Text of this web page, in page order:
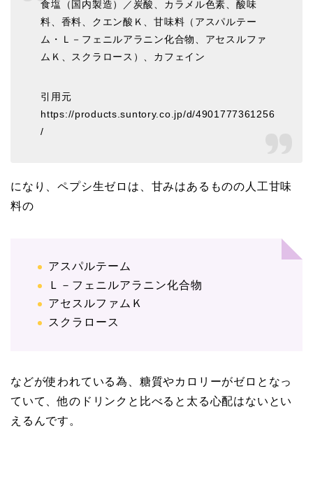
食塩（国内製造）／炭酸、カラメル色素、酸味
料、香料、クエン酸Ｋ、甘味料（アスパルテー
ム・Ｌ－フェニルアラニン化合物、アセスルファ
ムＫ、スクラロース）、カフェイン
引用元
https://products.suntory.co.jp/d/4901777361256
/
になり、ペプシ生ゼロは、甘みはあるものの人工甘味
料の
アスパルテーム
Ｌ－フェニルアラニン化合物
アセスルファムＫ
スクラロース
などが使われている為、糖質やカロリーがゼロとなっ
ていて、他のドリンクと比べると太る心配はないとい
えるんです。